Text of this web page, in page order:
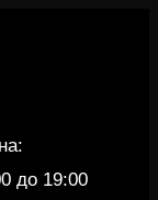
до 19:00